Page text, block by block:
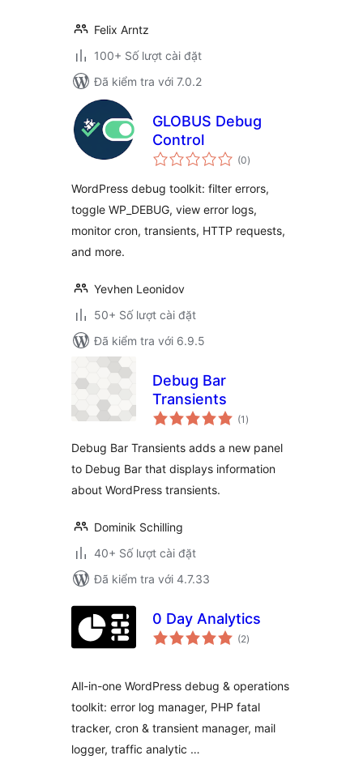
Felix Arntz
100+ Số lượt cài đặt
Đã kiểm tra với 7.0.2
GLOBUS Debug
Control
(0tổng
đánh
)
WordPress debug toolkit: filter errors,
toggle WP_DEBUG, view error logs,
monitor cron, transients, HTTP requests,
and more.
Yevhen Leonidov
50+ Số lượt cài đặt
Đã kiểm tra với 6.9.5
Debug Bar
Transients
(1 tổng
đánh
)
Debug Bar Transients adds a new panel
to Debug Bar that displays information
about WordPress transients.
Dominik Schilling
40+ Số lượt cài đặt
Đã kiểm tra với 4.7.33
0 Day Analytics
(2tổng
đánh
)
All-in-one WordPress debug & operations
toolkit: error log manager, PHP fatal
tracker, cron & transient manager, mail
logger, traffic analytic …